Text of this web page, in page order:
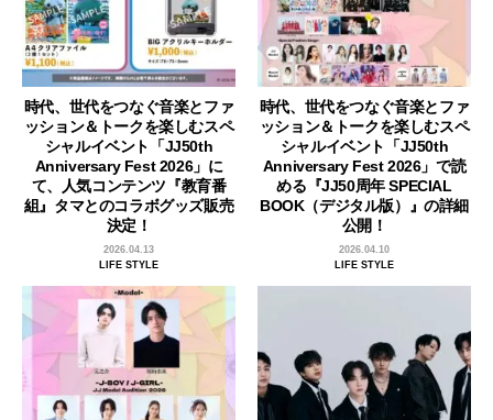
時代、世代をつなぐ音楽とファ
ッション＆トークを楽しむスペ
シャルイベント「JJ50th
Anniversary Fest 2026」に
て、人気コンテンツ『教育番
組』タマとのコラボグッズ販売
決定！
2026.04.13
LIFE STYLE
時代、世代をつなぐ音楽とファ
ッション＆トークを楽しむスペ
シャルイベント「JJ50th
Anniversary Fest 2026」で読
める『JJ50周年 SPECIAL
BOOK（デジタル版）』の詳細
公開！
2026.04.10
LIFE STYLE